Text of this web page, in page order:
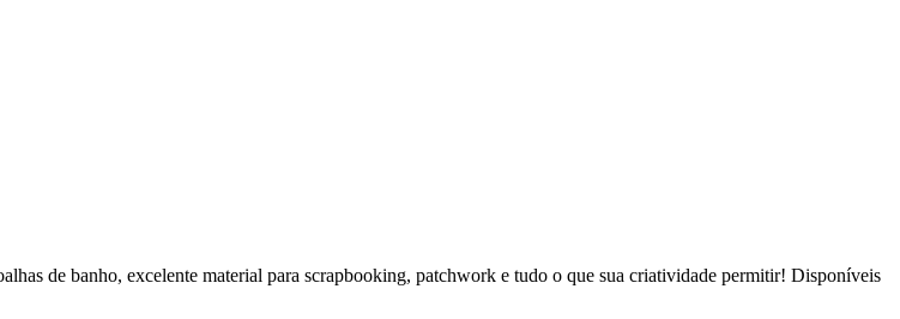
de banho, excelente material para scrapbooking, patchwork e tudo o que sua criatividade permitir! Disponíveis